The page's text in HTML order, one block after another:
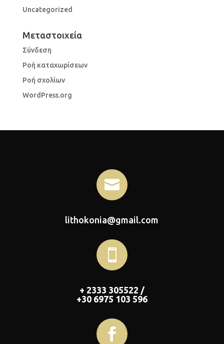
Uncategorized
Μεταστοιχεία
Σύνδεση
Ροή καταχωρίσεων
Ροή σχολίων
WordPress.org

lithokonia@gmail.com

+ 2333 305522 /
+30 6975 103 596
